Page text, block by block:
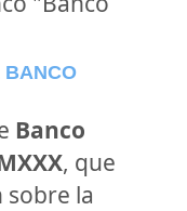
BANCO
Banco
, que
la